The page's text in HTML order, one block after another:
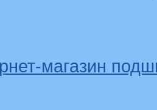
магазин